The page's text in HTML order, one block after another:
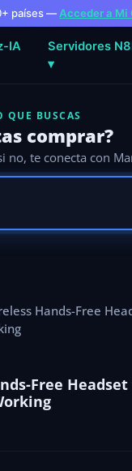
países — Acceder a Mi
IA
Servidores
▾
QUE BUSCAS
comprar?
no, te conecta con
Hands-Free
Free